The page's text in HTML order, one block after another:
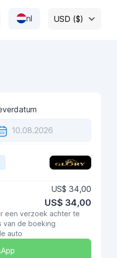
nl USD ($)
US$ 34,00
US$ 34,00
een verzoek achter te
van de boeking
auto